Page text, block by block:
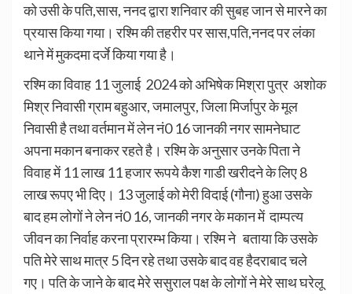
को उसी के पति,सास, ननद द्वारा शनिवार की सुबह जान से मारने का
प्रयास किया गया। रश्मि की तहरीर पर सास,पति,ननद पर लंका
थाने में मुकदमा दर्जे किया गया है।
रश्मि का विवाह 11 जुलाई 2024 को अभिषेक मिश्रा पुत्र अशोक
मिश्र निवासी ग्राम बहुआर, जमालपुर, जिला मिर्जापुर के मूल
निवासी है तथा वर्तमान में लेन नं0 16 जानकी नगर सामनेघाट
अपना मकान बनाकर रहते है। रश्मि के अनुसार उनके पिता ने
विवाह में 11 लाख 11 हजार रूपये कैश गाडी खरीदने के लिए 8
लाख रूपए भी दिए। 13 जुलाई को मेरी विदाई (गौना) हुआ उसके
बाद हम लोगों ने लेन नं0 16, जानकी नगर के मकान में दाम्पत्य
जीवन का निर्वाह करना प्रारम्भ किया। रश्मि ने बताया कि उसके
पति मेरे साथ मात्र 5 दिन रहे तथा उसके बाद वह हैदराबाद चले
गए। पति के जाने के बाद मेरे ससुराल पक्ष के लोगों ने मेरे साथ घरेलू